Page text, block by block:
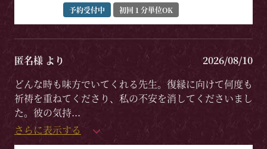
予約受付中
初回１分単位OK
匿名様 より
2026/08/10
どんな時も味方でいてくれる先生。復縁に向けて何度も
祈祷を重ねてくださり、私の不安を消してくださいまし
た。彼の気持...
さらに表示する